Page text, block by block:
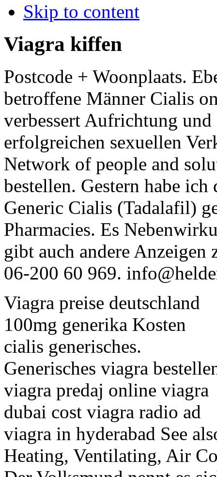
Skip to content
Viagra kiffen
Postcode + Woonplaats.
betroffene Männer Cialis
verbessert Aufrichtung und
erfolgreichen sexuellen
Network of people and
bestellen. Gestern habe ich
Generic Cialis (Tadalafil)
Pharmacies. Es
gibt auch andere Anzeigen
06-200 60 969.
Viagra preise deutschland
100mg generika Kosten
cialis generisches.
Generisches viagra
viagra predaj online viagra
dubai cost viagra radio ad
viagra in hyderabad See
Heating, Ventilating, Air